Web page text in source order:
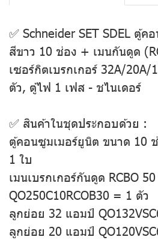
✅ Schneider SET SDEL ตู้
สีขาว 10 ช่อง + เมนกันดูด
เซอร์กิตเบรกเกอร์ 32A/20A/
ตัว, ตู้ไฟ 1 เฟส - ชไนเดอร์
✅ สินค้าในชุดประกอบด้วย :
ตู้คอนซูมเมอร์ยูนิต ขนาด 10
1 ใบ
เมนเบรกเกอร์กันดูด RCBO
QO250C10RCOB30 = 1 ตัว
ลูกย่อย 32 แอมป์
ลูกย่อย 20 แอมป์